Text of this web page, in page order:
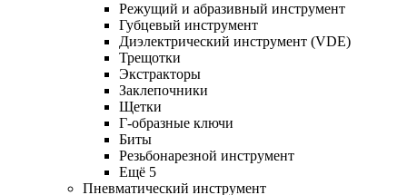
Режущий и абразивный инструмент
Губцевый инструмент
Диэлектрический инструмент (VDE)
Трещотки
Экстракторы
Заклепочники
Щетки
Г-образные ключи
Биты
Резьбонарезной инструмент
Ещё 5
Пневматический инструмент